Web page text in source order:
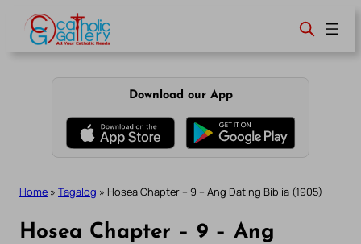
content
Download our App
Home » Tagalog » Hosea Chapter – 9 – Ang Dating Biblia (1905)
Hosea Chapter – 9 – Ang